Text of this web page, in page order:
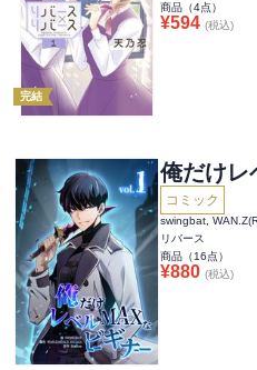
完結
商品（4点）
¥594 (税込)
俺だけレ
コミック
swingbat,
リバース
商品（16点）
¥880 (税込)